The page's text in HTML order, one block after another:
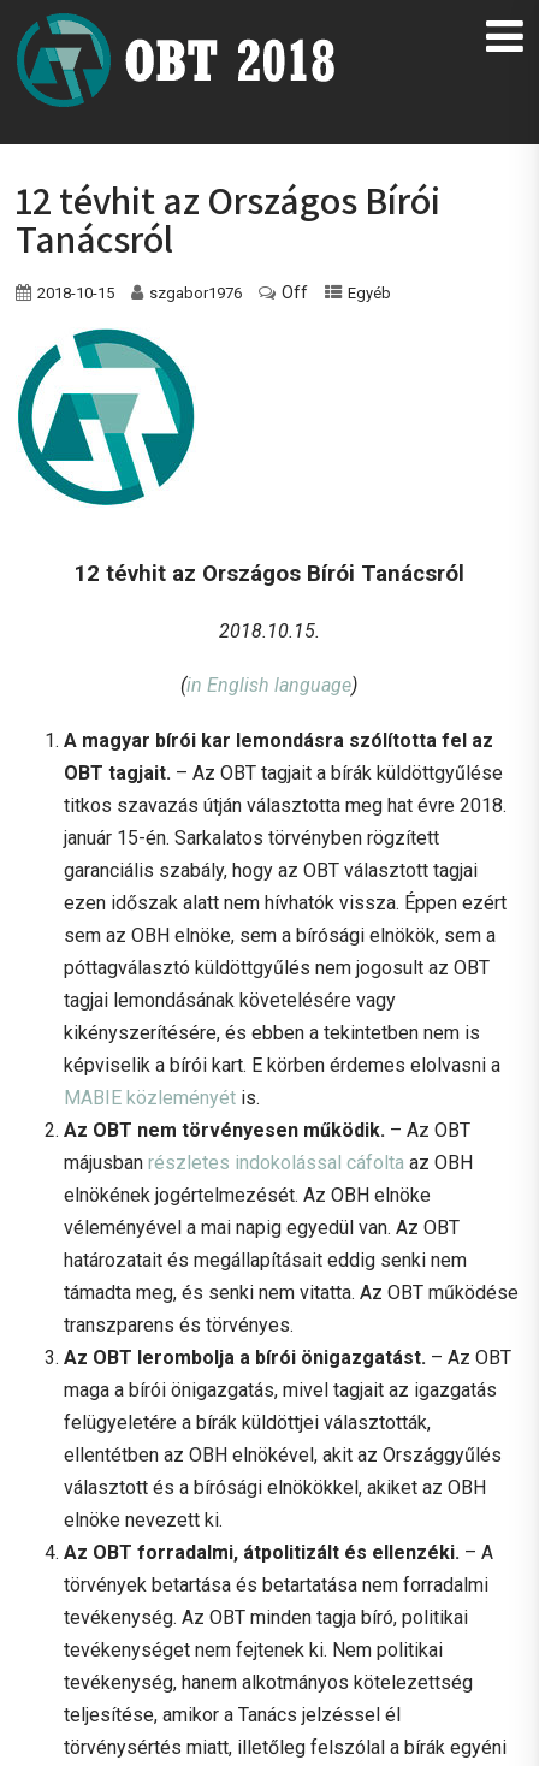
12 tévhit az Országos Bírói
Tanácsról
2018-10-15 szgabor1976 Off Egyéb
12 tévhit az Országos Bírói Tanácsról
2018.10.15.
(in English language)
A magyar bírói kar lemondásra szólította fel az
OBT tagjait. – Az OBT tagjait a bírák küldöttgyűlése
titkos szavazás útján választotta meg hat évre 2018.
január 15-én. Sarkalatos törvényben rögzített
garanciális szabály, hogy az OBT választott tagjai
ezen időszak alatt nem hívhatók vissza. Éppen ezért
sem az OBH elnöke, sem a bírósági elnökök, sem a
póttagválasztó küldöttgyűlés nem jogosult az OBT
tagjai lemondásának követelésére vagy
kikényszerítésére, és ebben a tekintetben nem is
képviselik a bírói kart. E körben érdemes elolvasni a
MABIE közleményét is.
Az OBT nem törvényesen működik. – Az OBT
májusbanrészletes indokolással cáfolta az OBH
elnökének jogértelmezését. Az OBH elnöke
véleményével a mai napig egyedül van. Az OBT
határozatait és megállapításait eddig senki nem
támadta meg, és senki nem vitatta. Az OBT működése
transzparens és törvényes.
Az OBT lerombolja a bírói önigazgatást. – Az OBT
maga a bírói önigazgatás, mivel tagjait az igazgatás
felügyeletére a bírák küldöttjei választották,
ellentétben az OBH elnökével, akit az Országgyűlés
választott és a bírósági elnökökkel, akiket az OBH
elnöke nevezett ki.
Az OBT forradalmi, átpolitizált és ellenzéki. – A
törvények betartása és betartatása nem forradalmi
tevékenység. Az OBT minden tagja bíró, politikai
tevékenységet nem fejtenek ki. Nem politikai
tevékenység, hanem alkotmányos kötelezettség
teljesítése, amikor a Tanács jelzéssel él
törvénysértés miatt, illetőleg felszólal a bírák egyéni